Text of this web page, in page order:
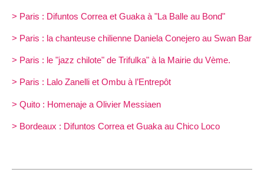
> Paris : Difuntos Correa et Guaka à "La Balle au Bond"
> Paris : la chanteuse chilienne Daniela Conejero au Swan Bar
> Paris : le "jazz chilote" de Trifulka" à la Mairie du Vème.
> Paris : Lalo Zanelli et Ombu à l’Entrepôt
> Quito : Homenaje a Olivier Messiaen
> Bordeaux : Difuntos Correa et Guaka au Chico Loco